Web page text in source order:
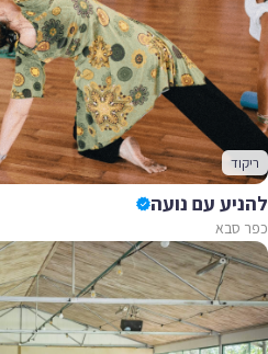
ריקוד
להניע עם נועה
כפר סבא